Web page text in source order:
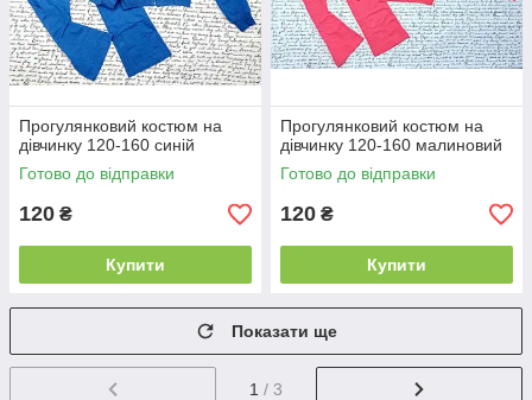
Прогулянковий костюм на
дівчинку 120-160 синій
Готово до відправки
120 ₴
Купити
Прогулянковий костюм на
дівчинку 120-160 малиновий
Готово до відправки
120 ₴
Купити
Показати ще
1 / 3